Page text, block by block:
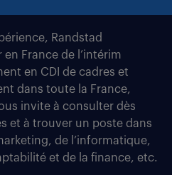
Randstad
France de l’intérim
en CDI de cadres et
dans toute la France,
invite à consulter dès
et à trouver un poste dans
de l’informatique,
et de la finance, etc.